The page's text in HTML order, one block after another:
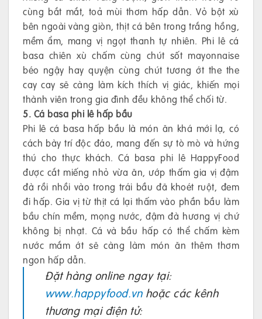
cùng bắt mắt, toả mùi thơm hấp dẫn. Vỏ bột xù
bên ngoài vàng giòn, thịt cá bên trong trắng hồng,
mềm ẩm, mang vị ngọt thanh tự nhiên. Phi lê cá
basa chiên xù chấm cùng chút sốt mayonnaise
béo ngậy hay quyện cùng chút tương ớt the the
cay cay sẽ càng làm kích thích vị giác, khiến mọi
thành viên trong gia đình đều không thể chối từ.
5. Cá basa phi lê hấp bầu
Phi lê cá basa hấp bầu là món ăn khá mới lạ, có
cách bày trí độc đáo, mang đến sự tò mò và hứng
thú cho thực khách. Cá basa phi lê HappyFood
được cắt miếng nhỏ vừa ăn, ướp thấm gia vị đậm
đà rồi nhồi vào trong trái bầu đã khoét ruột, đem
đi hấp. Gia vị từ thịt cá lại thấm vào phần bầu làm
bầu chín mềm, mọng nước, đậm đà hương vị chứ
không bị nhạt. Cá và bầu hấp có thể chấm kèm
nước mắm ớt sẽ càng làm món ăn thêm thơm
ngon hấp dẫn.
Đặt hàng online ngay tại:
www.happyfood.vnhoặc các kênh
thương mại điện tử: